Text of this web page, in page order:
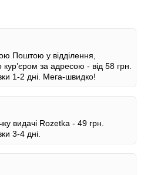
Поштою у відділення,
за адресою - від 58 грн.
1-2 дні. Мега-швидко!
видачі Rozetka - 49 грн.
3-4 дні.